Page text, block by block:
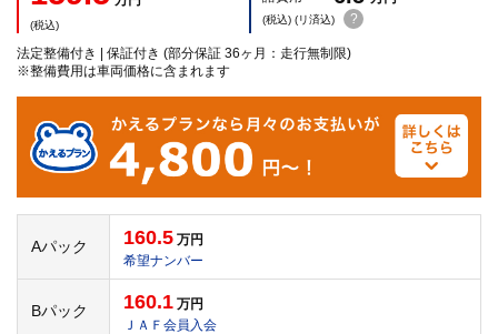
(税込) (税込) (リ済込) ?
法定整備付き | 保証付き (部分保証 36ヶ月：走行無制限)
※整備費用は車両価格に含まれます
Aパック 160.5 万円
希望ナンバー
Bパック 160.1 万円
ＪＡＦ会員入会